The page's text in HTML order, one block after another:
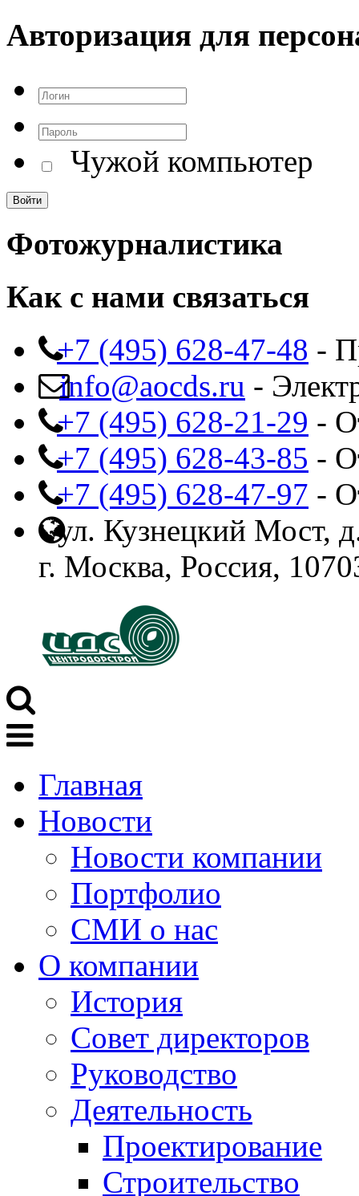
Авторизация для
Чужой компьютер
Фотожурналистика
Как с нами связаться
+7 (495) 628-47-48 -
info@aocds.ru -
+7 (495) 628-21-29 -
+7 (495) 628-43-85 -
+7 (495) 628-47-97 -
ул. Кузнецкий Мост,
г. Москва, Россия,
Главная
Новости
Новости компании
Портфолио
СМИ о нас
О компании
История
Совет директоров
Руководство
Деятельность
Проектирование
Строительство